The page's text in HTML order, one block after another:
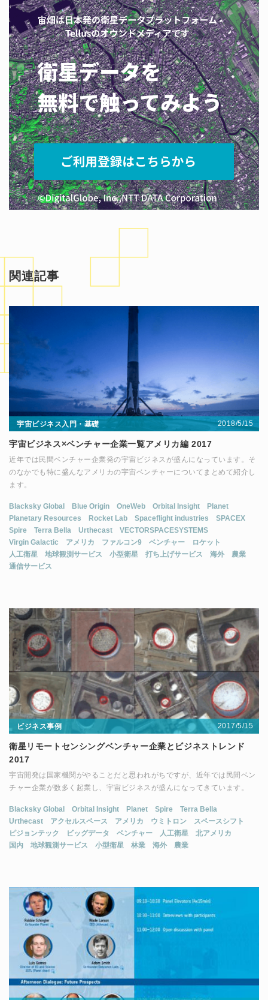
関連記事
宇宙ビジネス入門・基礎 2018/5/15
宇宙ビジネス×ベンチャー企業一覧アメリカ編 2017
近年では民間ベンチャー企業発の宇宙ビジネスが盛んになっています。そ
のなかでも特に盛んなアメリカの宇宙ベンチャーについてまとめて紹介し
ます。
Blacksky Global Blue Origin OneWeb Orbital Insight
Planet
Planetary Resources
Rocket Lab Spaceflight industries
SPACEX
Spire
Terra Bella Urthecast
VECTORSPACESYSTEMS
Virgin Galactic
アメリカ ファルコン9 ベンチャー
ロケット
人工衛星
地球観測サービス 小型衛星 打ち上げサービス 海外
農業
通信サービス
ビジネス事例 2017/5/15
衛星リモートセンシングベンチャー企業とビジネストレンド
2017
宇宙開発は国家機関がやることだと思われがちですが、近年では民間ベン
チャー企業が数多く起業し、宇宙ビジネスが盛んになってきています。
Blacksky Global Orbital Insight Planet Spire
Terra Bella
Urthecast
アクセルスペース アメリカ ウミトロン
スペースシフト
ピジョンテック
ビッグデータ ベンチャー 人工衛星
北アメリカ
国内
地球観測サービス 小型衛星 林業 海外 農業